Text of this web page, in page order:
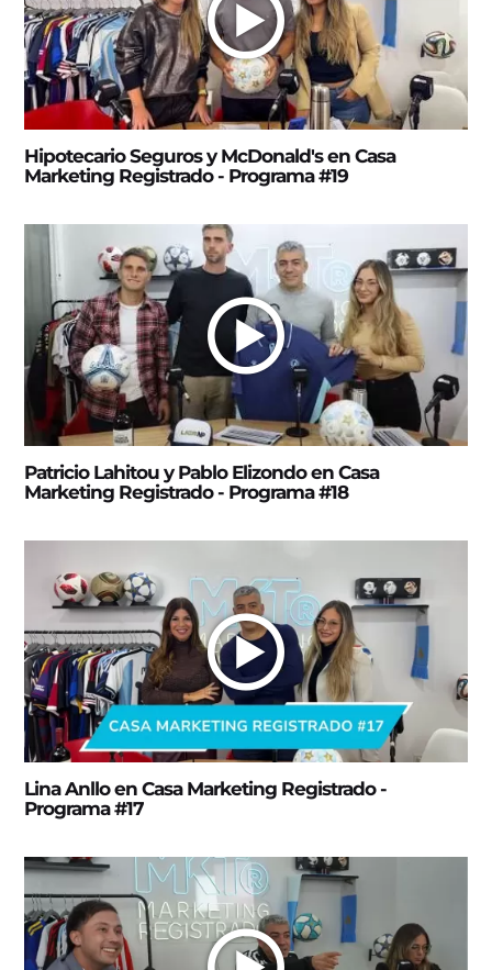
Hipotecario Seguros y McDonald's en Casa
Marketing Registrado - Programa #19
Patricio Lahitou y Pablo Elizondo en Casa
Marketing Registrado - Programa #18
Lina Anllo en Casa Marketing Registrado -
Programa #17